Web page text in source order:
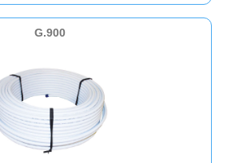
G.900